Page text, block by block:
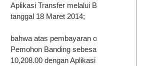
Aplikasi Transfer melalui Bank Mandiri
tanggal 18 Maret 2014;
bahwa atas pembayaran oleh
Pemohon Banding sebesar USD
10,208.00 dengan Aplikasi Transfer